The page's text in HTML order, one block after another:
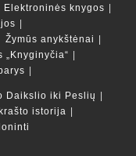
Elektroninės knygos
Žymūs anykštėnai
„Knyginyčia“
Daikslio iki Peslių
istorija